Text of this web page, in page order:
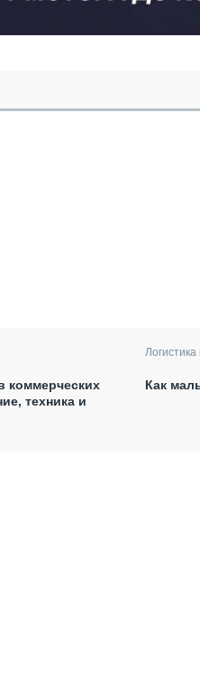
коммерческих
техника и
Логистика
Как